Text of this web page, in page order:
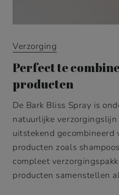
Verzorging
Perfect te
producten
De Bark Bliss Spray is
natuurlijke verzorgingslijn
uitstekend gecombineerd
producten zoals
compleet
producten samenstellen